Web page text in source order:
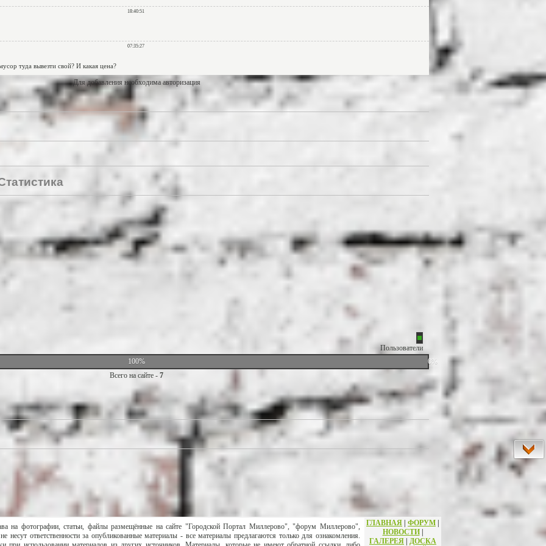
Для добавления необходима авторизация
Пользователи
100%
0%
Всего на сайте - 7
на фотографии, статьи, файлы размещённые на сайте "Городской Портал Миллерово", "форум Миллерово",
несут ответственности за опубликованные материалы - все материалы предлагаются только для ознакомления.
ГЛАВНАЯ | ФОРУМ |
НОВОСТИ|
ГАЛЕРЕЯ | ДОСКА